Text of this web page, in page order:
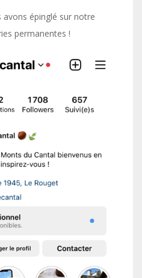
épinglé sur notre
permanentes !